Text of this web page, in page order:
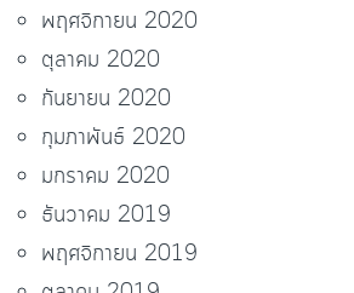
พฤศจิกายน 2020
ตุลาคม 2020
กันยายน 2020
กุมภาพันธ์ 2020
มกราคม 2020
ธันวาคม 2019
พฤศจิกายน 2019